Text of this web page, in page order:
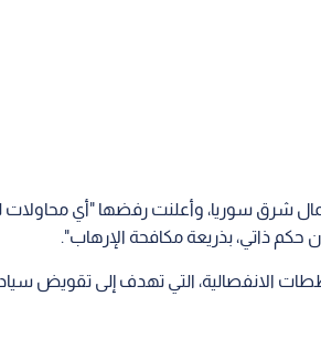
شرق سوريا، وأعلنت رفضها "أي محاولات
حكم ذاتي، بذريعة مكافحة الإرهاب".
الانفصالية، التي تهدف إلى تقويض